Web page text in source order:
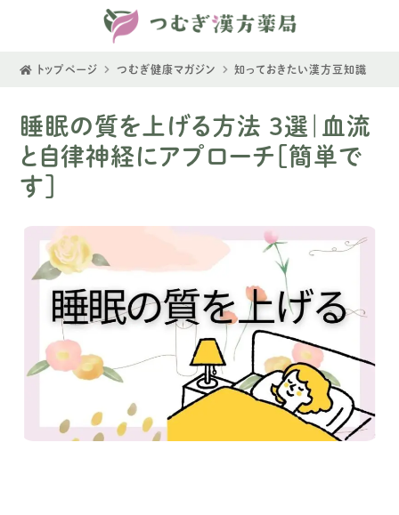
トップページ つむぎ健康マガジン 知っておきたい漢方豆知識
睡眠の質を上げる方法 ３選｜血流
と自律神経にアプローチ［簡単で
す］